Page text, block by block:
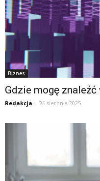
Biznes
Gdzie mogę znaleźć
Redakcja - 26 sierpnia 2025